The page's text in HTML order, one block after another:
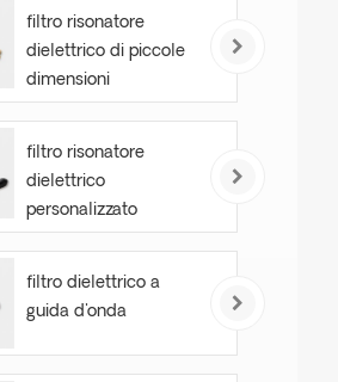
filtro risonatore
dielettrico di piccole
dimensioni
filtro risonatore
dielettrico
personalizzato
filtro dielettrico a
guida d'onda